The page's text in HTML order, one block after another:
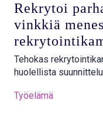
Rekrytoi
vinkkiä
Tehokas
huolellista
Työelämä